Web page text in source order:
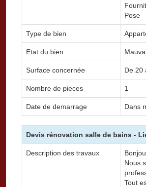
Pose
Type de bien
Etat du bien
Surface concernée De 20
Nombre de pieces 1
Date de demarrage Dans
Devis rénovation salle de bains -
Description des travaux
Nous
Tout